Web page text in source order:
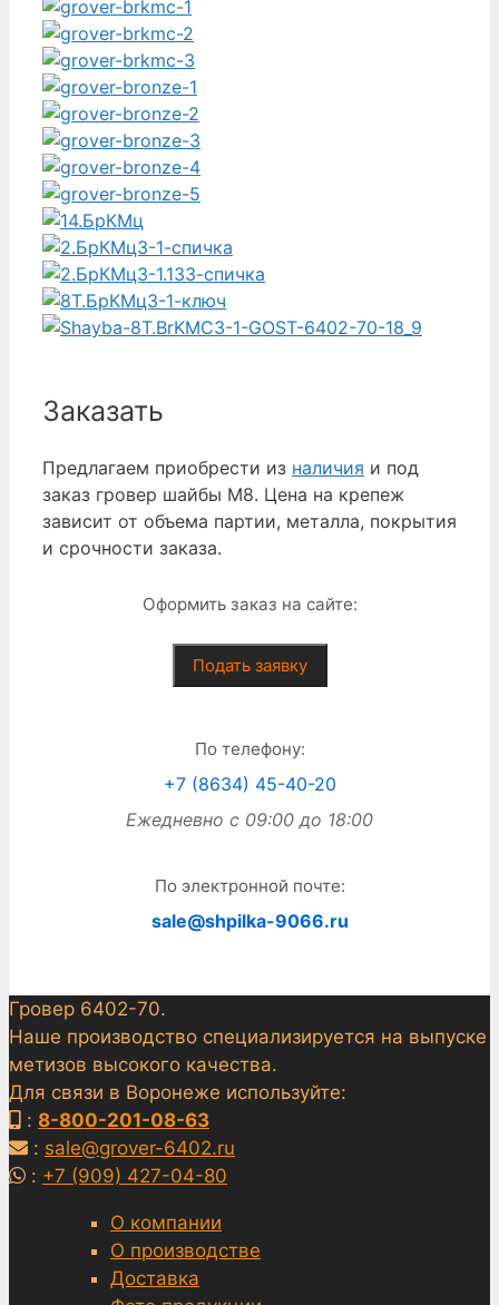
Заказать
Предлагаем приобрести из наличия и под
заказ гровер шайбы М8. Цена на крепеж
зависит от объема партии, металла, покрытия
и срочности заказа.
Оформить заказ на сайте:
Подать заявку
По телефону:
+7 (8634) 45-40-20
Ежедневно с 09:00 до 18:00
По электронной почте:
sale@shpilka-9066.ru
Гровер 6402-70.
Наше производство специализируется на выпуске
метизов высокого качества.
Для связи в Воронеже используйте:
: 8-800-201-08-63
: sale@grover-6402.ru
: +7 (909) 427-04-80
О компании
О производстве
Доставка